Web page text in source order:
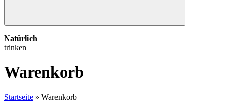
Natürlich
trinken
Warenkorb
Startseite » Warenkorb